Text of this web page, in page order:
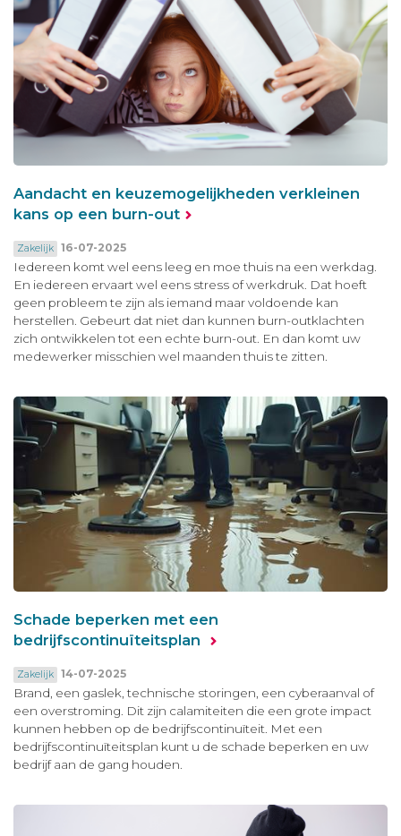
Aandacht en keuzemogelijkheden verkleinen
kans op een burn-out
Zakelijk 16-07-2025
Iedereen komt wel eens leeg en moe thuis na een werkdag.
En iedereen ervaart wel eens stress of werkdruk. Dat hoeft
geen probleem te zijn als iemand maar voldoende kan
herstellen. Gebeurt dat niet dan kunnen burn-outklachten
zich ontwikkelen tot een echte burn-out. En dan komt uw
medewerker misschien wel maanden thuis te zitten.
Schade beperken met een
bedrijfscontinuïteitsplan
Zakelijk 14-07-2025
Brand, een gaslek, technische storingen, een cyberaanval of
een overstroming. Dit zijn calamiteiten die een grote impact
kunnen hebben op de bedrijfscontinuïteit. Met een
bedrijfscontinuïteitsplan kunt u de schade beperken en uw
bedrijf aan de gang houden.